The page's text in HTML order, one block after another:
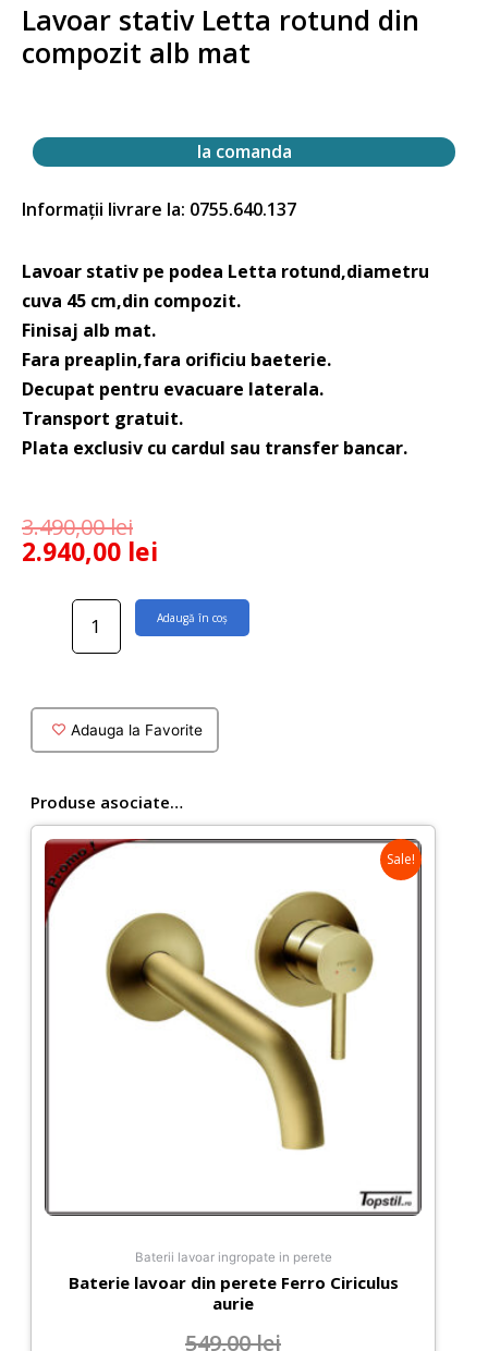
Lavoar stativ Letta rotund din
compozit alb mat
la comanda
Informații livrare la: 0755.640.137
Lavoar stativ pe podea Letta rotund,diametru
cuva 45 cm,din compozit.
Finisaj alb mat.
Fara preaplin,fara orificiu baeterie.
Decupat pentru evacuare laterala.
Transport gratuit.
Plata exclusiv cu cardul sau transfer bancar.
3.490,00lei
2.940,00 lei
Cantitate
compozit
Adaugă în coș
Adauga la Favorite
Produse asociate…
Sale!
Baterii lavoar ingropate in perete
Baterie lavoar din perete Ferro Ciriculus
aurie
549,00lei